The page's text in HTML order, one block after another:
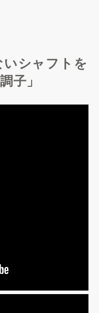
シャフトを
子」